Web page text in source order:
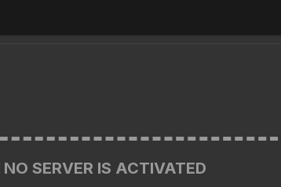
NO SERVER IS ACTIVATED